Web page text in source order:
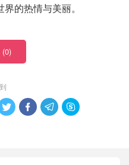
的热情与美丽。
(0)
   